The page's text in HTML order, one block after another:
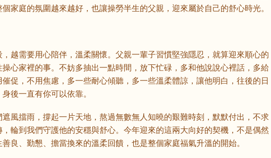
家庭的氛圍越來越好，也讓操勞半生的父親，迎來屬於自己的舒心時光。
越需要用心陪伴，溫柔關懷。父親一輩子習慣堅強隱忍，就算迎來順心的
心家裡的事。不妨多抽出一點時間，放下忙碌，多和他說說心裡話，多給
促，不用焦慮，多一些耐心傾聽，多一些溫柔體諒，讓他明白，往後的日
後一直有你可以依靠。
風擋雨，撐起一片天地，熬過無數無人知曉的艱難時刻，默默付出，不求
，輪到我們守護他的安穩與舒心。今年迎來的這兩大向好的契機，不是偶然
良、勤懇、擔當換來的溫柔回饋，也是整個家庭福氣升溫的開始。